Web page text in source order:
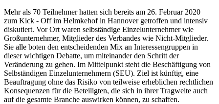
Mehr als 70 Teilnehmer hatten sich bereits am 26. Februar 2020
zum Kick - Off im Helmkehof in Hannover getroffen und intensiv
diskutiert. Vor Ort waren selbständige Einzelunternehmer wie
Großunternehmer, Mitglieder des Verbandes wie Nicht-Mitglieder.
Sie alle boten den entscheidenden Mix an Interessengruppen in
dieser wichtigen Debatte, um miteinander den Schritt der
Veränderung zu gehen. Im Mittelpunkt steht die Beschäftigung von
Selbständigen Einzelunternehmern (SEU). Ziel ist künftig, eine
Beauftragung ohne das Risiko von teilweise erheblichen rechtlichen
Konsequenzen für die Beteiligten, die sich in ihrer Tragweite auch
auf die gesamte Branche auswirken können, zu schaffen.